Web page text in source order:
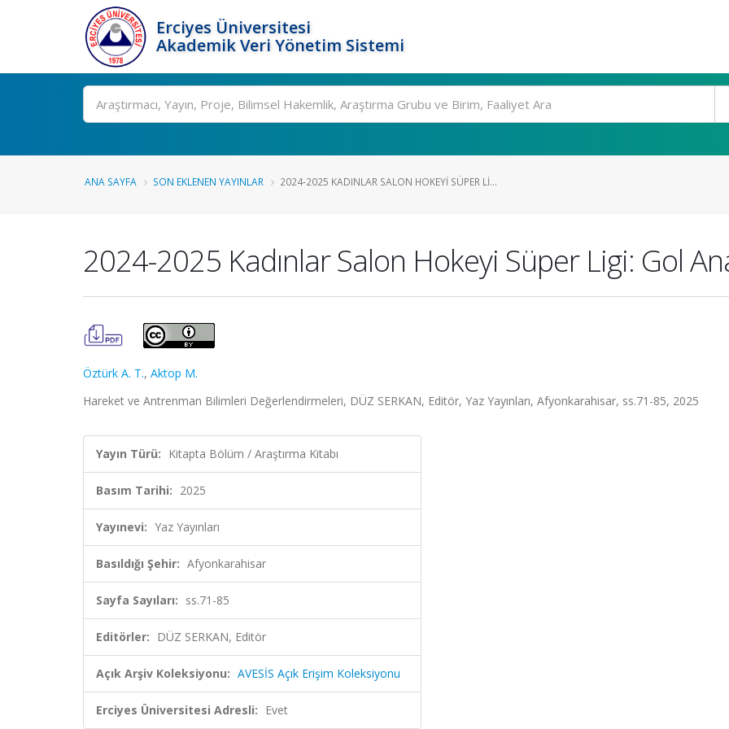
Erciyes Üniversitesi
Akademik Veri Yönetim Sistemi
Ara
ANA SAYFA SON EKLENEN YAYINLAR 2024-2025 KADINLAR SALON HOKEYI SÜPER LI...
2024-2025 Kadınlar Salon Hokeyi Süper Ligi: Gol
Öztürk A. T., Aktop M.
Hareket ve Antrenman Bilimleri Değerlendirmeleri, DÜZ SERKAN, Editör, Yaz Yayınları, Afyonkarahisar, ss.71-85, 2025
Yayın Türü: Kitapta Bölüm / Araştırma Kitabı
Basım Tarihi: 2025
Yayınevi: Yaz Yayınları
Basıldığı Şehir: Afyonkarahisar
Sayfa Sayıları: ss.71-85
Editörler: DÜZ SERKAN, Editör
Açık Arşiv Koleksiyonu: AVESİS Açık Erişim Koleksiyonu
Erciyes Üniversitesi Adresli: Evet